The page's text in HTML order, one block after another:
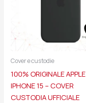
Cover e custodie
100% ORIGINALE APPLE
IPHONE 15 – COVER
CUSTODIA UFFICIALE